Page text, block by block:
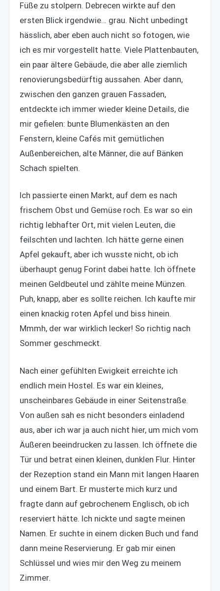
Füße zu stolpern. Debrecen wirkte auf den
ersten Blick irgendwie… grau. Nicht unbedingt
hässlich, aber eben auch nicht so fotogen, wie
ich es mir vorgestellt hatte. Viele Plattenbauten,
ein paar ältere Gebäude, die aber alle ziemlich
renovierungsbedürftig aussahen. Aber dann,
zwischen den ganzen grauen Fassaden,
entdeckte ich immer wieder kleine Details, die
mir gefielen: bunte Blumenkästen an den
Fenstern, kleine Cafés mit gemütlichen
Außenbereichen, alte Männer, die auf Bänken
Schach spielten.
Ich passierte einen Markt, auf dem es nach
frischem Obst und Gemüse roch. Es war so ein
richtig lebhafter Ort, mit vielen Leuten, die
feilschten und lachten. Ich hätte gerne einen
Apfel gekauft, aber ich wusste nicht, ob ich
überhaupt genug Forint dabei hatte. Ich öffnete
meinen Geldbeutel und zählte meine Münzen.
Puh, knapp, aber es sollte reichen. Ich kaufte mir
einen knackig roten Apfel und biss hinein.
Mmmh, der war wirklich lecker! So richtig nach
Sommer geschmeckt.
Nach einer gefühlten Ewigkeit erreichte ich
endlich mein Hostel. Es war ein kleines,
unscheinbares Gebäude in einer Seitenstraße.
Von außen sah es nicht besonders einladend
aus, aber ich war ja auch nicht hier, um mich vom
Äußeren beeindrucken zu lassen. Ich öffnete die
Tür und betrat einen kleinen, dunklen Flur. Hinter
der Rezeption stand ein Mann mit langen Haaren
und einem Bart. Er musterte mich kurz und
fragte dann auf gebrochenem Englisch, ob ich
reserviert hätte. Ich nickte und sagte meinen
Namen. Er suchte in einem dicken Buch und fand
dann meine Reservierung. Er gab mir einen
Schlüssel und wies mir den Weg zu meinem
Zimmer.